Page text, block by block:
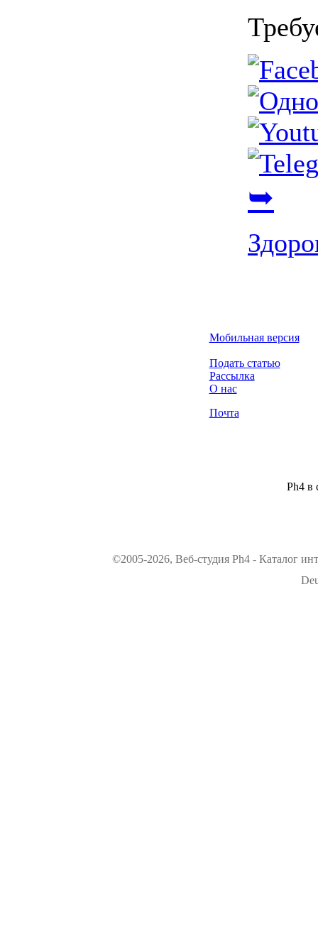
➥
Мобильная версия
Подать статью
Рассылка
О нас
Почта
Ph4 в
©2005-2026, Веб-студия Ph4 - Каталог